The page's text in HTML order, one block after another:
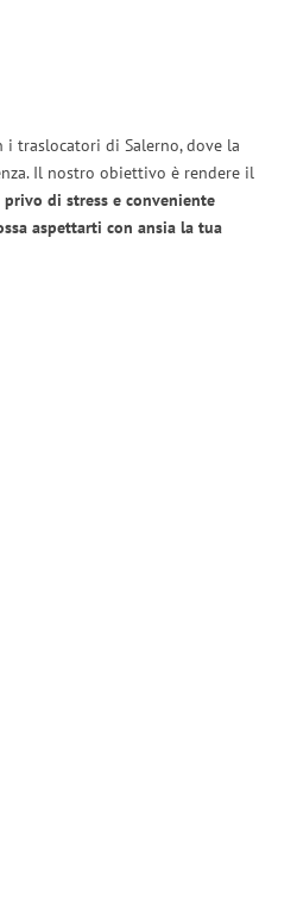
i traslocatori di Salerno, dove la
Il nostro obiettivo è rendere il
di stress e conveniente
aspettarti con ansia la tua